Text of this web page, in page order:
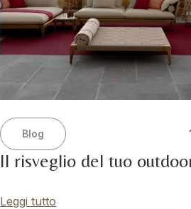
Blog
Il risveglio del tuo
Leggi tutto